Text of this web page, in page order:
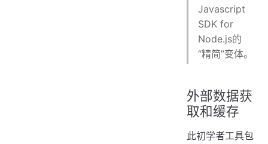
Javascript
SDK for
Node.js的
“精简”变体。
外部数据获
取和缓存
此初学者工具包